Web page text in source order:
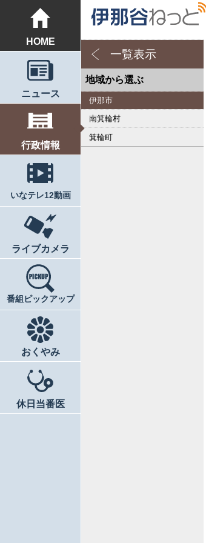
HOME
ニュース
行政情報
いなテレ12動画
ライブカメラ
番組ピックアップ
おくやみ
休日当番医
一覧表示
地域から選ぶ
伊那市
南箕輪村
箕輪町